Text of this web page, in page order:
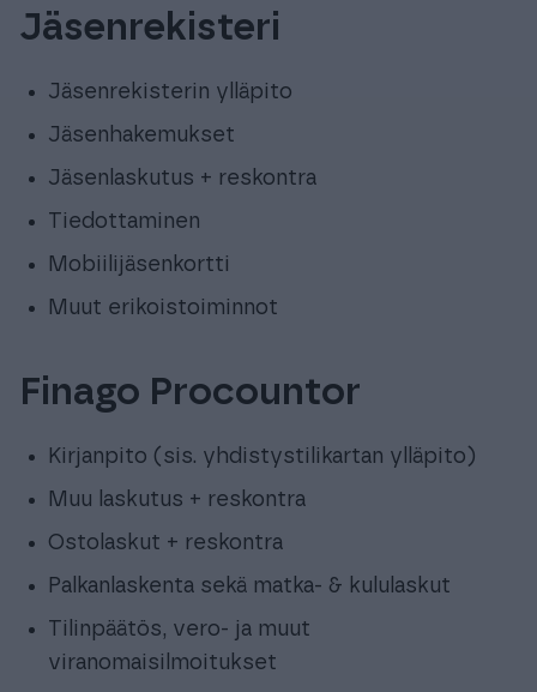
Jäsenrekisteri
Jäsenrekisterin ylläpito
Jäsenhakemukset
Jäsenlaskutus + reskontra
Tiedottaminen
Mobiilijäsenkortti
Muut erikoistoiminnot
Finago Procountor
Kirjanpito (sis. yhdistystilikartan ylläpito)
Muu laskutus + reskontra
Ostolaskut + reskontra
Palkanlaskenta sekä matka- & kululaskut
Tilinpäätös, vero- ja muut
viranomaisilmoitukset